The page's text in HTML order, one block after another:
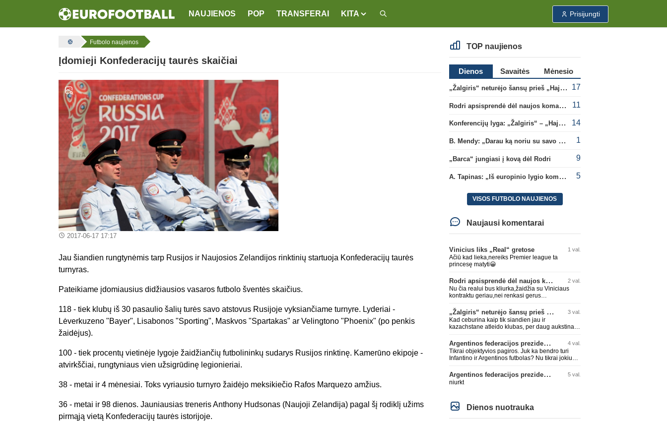
NAUJIENOS POP TRANSFERAI KITA Prisijungti
Futbolo naujienos
Įdomieji Konfederacijų taurės skaičiai
2017-06-17 17:17
Jau šiandien rungtynėmis tarp Rusijos ir Naujosios Zelandijos rinktinių startuoja Konfederacijų taurės
turnyras.
Pateikiame įdomiausius didžiausios vasaros futbolo šventės skaičius.
118 - tiek klubų iš 30 pasaulio šalių turės savo atstovus Rusijoje vyksiančiame turnyre. Lyderiai -
Lėverkuzeno "Bayer", Lisabonos "Sporting", Maskvos "Spartakas" ar Velingtono "Phoenix" (po penkis
žaidėjus).
100 - tiek procentų vietinėje lygoje žaidžiančių futbolininkų sudarys Rusijos rinktinę. Kamerūno ekipoje -
atvirkščiai, rungtyniaus vien užsigrūdinę legionieriai.
38 - metai ir 4 mėnesiai. Toks vyriausio turnyro žaidėjo meksikiečio Rafos Marquezo amžius.
36 - metai ir 98 dienos. Jauniausias treneris Anthony Hudsonas (Naujoji Zelandija) pagal šį rodiklį užims
pirmąją vietą Konfederacijų taurės istorijoje.
TOP naujienos
Dienos Savaitės
Mėnesio
„Žalgiris“ neturėjo šansų prieš „Hajduk“
17
Rodri apsisprendė dėl naujos komandos 11
Konferencijų lyga: „Žalgiris“ – „Hajduk“ (rungtynės tiesiogiai) 14
B. Mendy: „Darau ką noriu su savo pasaulio čempionato titulu“ 1
„Barca“ jungiasi į kovą dėl Rodri 9
A. Tapinas: „Iš europinio lygio komandos gavom gerų pamokų“ 5
VISOS FUTBOLO NAUJIENOS
Naujausi komentarai
Vinicius liks „Real“ gretose 1 val.
Ačiū kad lieka,nereiks Premier league ta
princesę matyti😀
Rodri apsisprendė dėl naujos komandos 2 val.
Nu čia realui bus kliurka,žaidžia su Viniciaus
kontraktu geriau,nei renkasi gerus
„Žalgiris“ neturėjo šansų prieš „Hajduk“ 3 val.
Kad ceburina kaip tik siandien jau ir
kazachstane atleido klubas, per daug aukstinat
Argentinos federacijos prezidentas C. Tapia negailėjo pagyrų G. Infantino 4 val.
Tikrai objektyvios pagiros. Juk ka bendro turi
Infantino ir Argentinos futbolas? Nu tikrai jokiu
Argentinos federacijos prezidentas C. Tapia negailėjo pagyrų G. Infantino 5 val.
niurkt
Dienos nuotrauka